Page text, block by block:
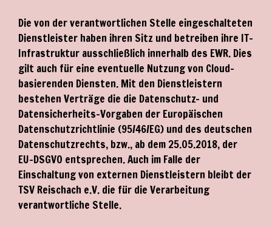
Die von der verantwortlichen Stelle eingeschalteten
Dienstleister haben ihren Sitz und betreiben ihre IT-
Infrastruktur ausschließlich innerhalb des EWR. Dies
gilt auch für eine eventuelle Nutzung von Cloud-
basierenden Diensten. Mit den Dienstleistern
bestehen Verträge die die Datenschutz- und
Datensicherheits-Vorgaben der Europäischen
Datenschutzrichtlinie (95/46/EG) und des deutschen
Datenschutzrechts, bzw., ab dem 25.05.2018, der
EU-DSGVO entsprechen. Auch im Falle der
Einschaltung von externen Dienstleistern bleibt der
TSV Reischach e.V. die für die Verarbeitung
verantwortliche Stelle.